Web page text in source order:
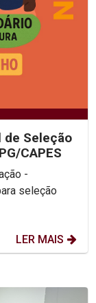
de Seleção
CAPES
-
seleção
LER MAIS